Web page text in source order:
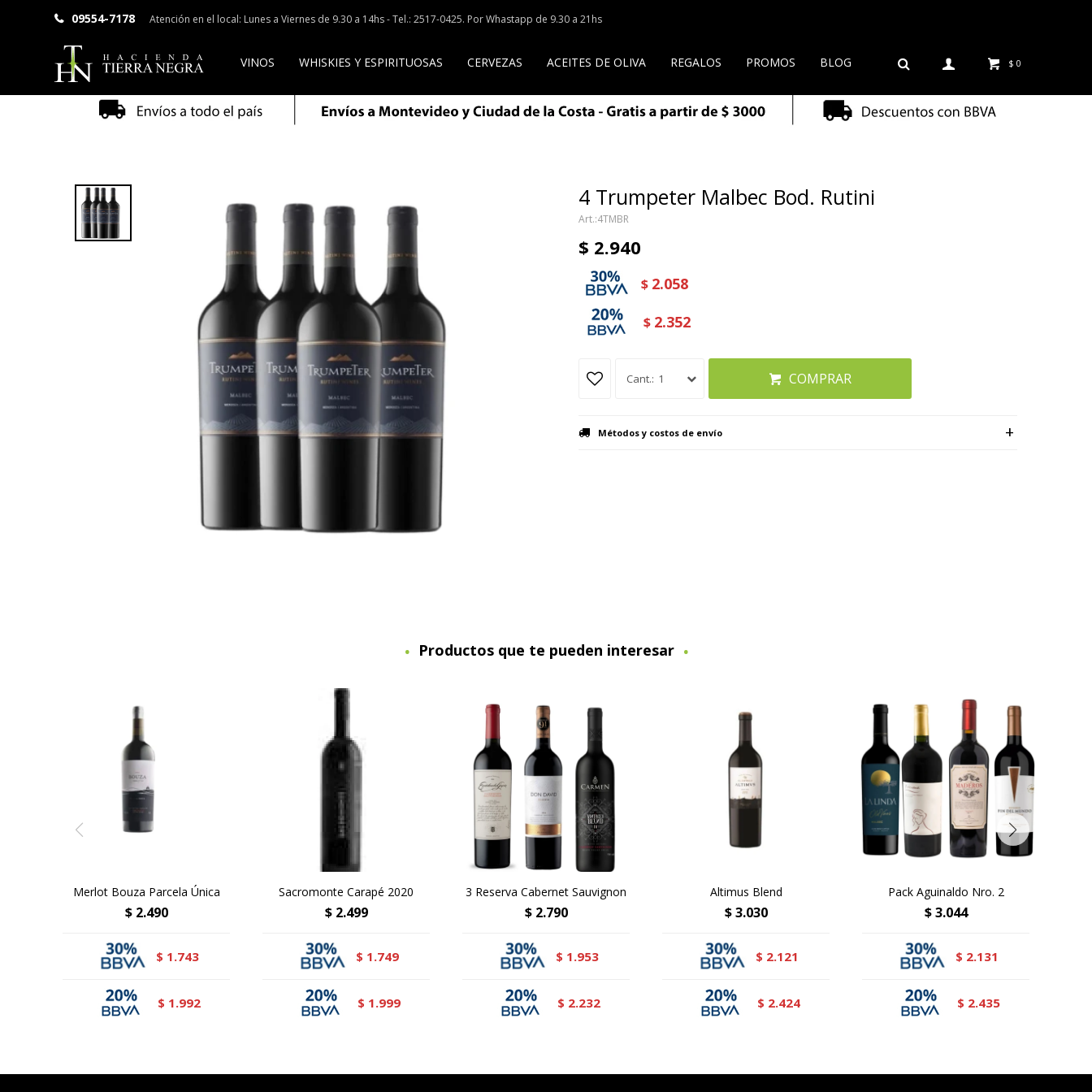
VINOS WHISKIES Y ESPIRITUOSAS CERVEZAS ACEITES DE OLIVA REGALOS PROMOS BLOG $ 0
09554-7178 Atención en el local: Lunes a Viernes de 9.30 a 14hs - Tel.: 2517-0425. Por Whastapp de 9.30 a 21hs
4 Trumpeter Malbec Bod. Rutini
4TMBR
$ 2.940
$ 2.058
$ 2.352
1 COMPRAR
Métodos y costos de envío
Productos que te pueden interesar
Merlot Bouza Parcela Única
$ 2.490
$ 1.743
$ 1.992
Sacromonte Carapé 2020
$ 2.499
$ 1.749
$ 1.999
3 Reserva Cabernet Sauvignon
$ 2.790
$ 1.953
$ 2.232
Altimus Blend
$3.030
$ 2.121
$ 2.424
Pack Aguinaldo Nro. 2
$3.044
$ 2.131
$ 2.435